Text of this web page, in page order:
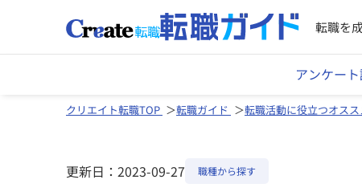
転職を
アンケー
クリエイト転職TOP 転職ガイド 転職活動に役立つオス
更新日：2023-09-27 職種から探す